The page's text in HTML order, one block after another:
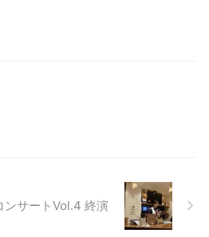
ンサートVol.4 終演